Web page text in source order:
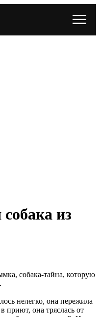
из
собака-тайна, которую
нелегко, она пережила
приют, она тряслась от